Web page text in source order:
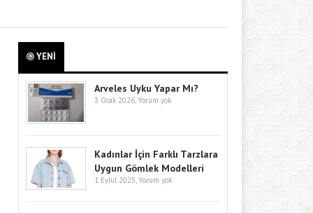
YENİ
Arveles Uyku Yapar Mı?
3 Ocak 2026, Yorum yok
Kadınlar İçin Farklı Tarzlara
Uygun Gömlek Modelleri
1 Eylül 2025, Yorum yok